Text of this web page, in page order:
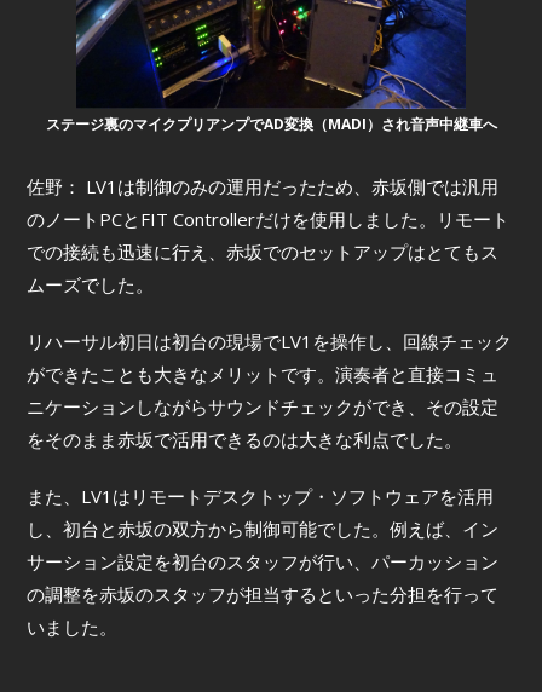
ステージ裏のマイクプリアンプでAD変換（MADI）され音声中継車へ
佐野： LV1は制御のみの運用だったため、赤坂側では汎用
のノートPCとFIT Controllerだけを使用しました。リモート
での接続も迅速に行え、赤坂でのセットアップはとてもス
ムーズでした。
リハーサル初日は初台の現場でLV1を操作し、回線チェック
ができたことも大きなメリットです。演奏者と直接コミュ
ニケーションしながらサウンドチェックができ、その設定
をそのまま赤坂で活用できるのは大きな利点でした。
また、LV1はリモートデスクトップ・ソフトウェアを活用
し、初台と赤坂の双方から制御可能でした。例えば、イン
サーション設定を初台のスタッフが行い、パーカッション
の調整を赤坂のスタッフが担当するといった分担を行って
いました。